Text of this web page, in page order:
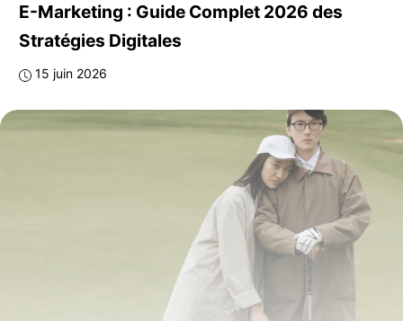
E-Marketing : Guide Complet 2026 des
Stratégies Digitales
15 juin 2026